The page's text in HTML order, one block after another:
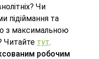
Чи
підіймання та
з максимальною
Читайте тут.
робочим